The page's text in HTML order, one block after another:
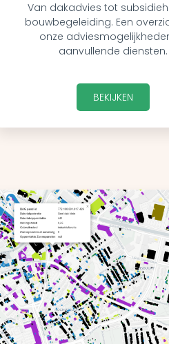
Van dakadvies tot
bouwbegeleiding. Een
onze
aanvullende diensten.
BEKIJKEN